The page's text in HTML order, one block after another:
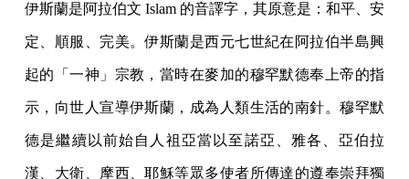
伊斯蘭是阿拉伯文 Islam 的音譯字，其原意是：和平、安
定、順服、完美。伊斯蘭是西元七世紀在阿拉伯半島興
起的「一神」宗教，當時在麥加的穆罕默德奉上帝的指
示，向世人宣導伊斯蘭，成為人類生活的南針。穆罕默
德是繼續以前始自人祖亞當以至諾亞、雅各、亞伯拉
漢、大衛、摩西、耶穌等眾多使者所傳達的遵奉崇拜獨